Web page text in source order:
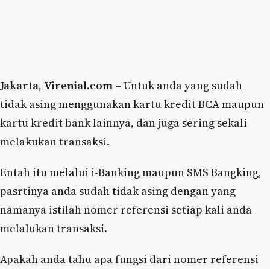
Jakarta, Virenial.com – Untuk anda yang sudah
tidak asing menggunakan kartu kredit BCA maupun
kartu kredit bank lainnya, dan juga sering sekali
melakukan transaksi.
Entah itu melalui i-Banking maupun SMS Bangking,
pasrtinya anda sudah tidak asing dengan yang
namanya istilah nomer referensi setiap kali anda
melalukan transaksi.
Apakah anda tahu apa fungsi dari nomer referensi